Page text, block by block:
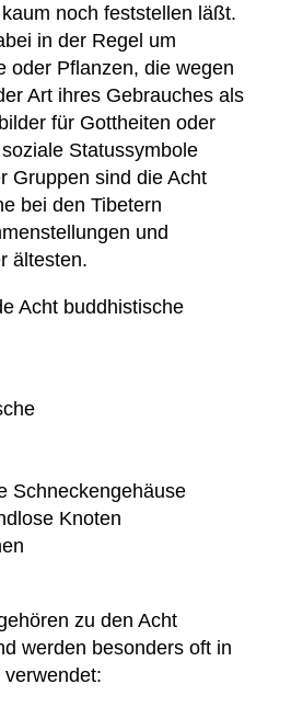
noch feststellen läßt.
in der Regel um
oder Pflanzen, die wegen
Art ihres Gebrauches als
für Gottheiten oder
Statussymbole
Gruppen sind die Acht
bei den Tibetern
und
ältesten.
Acht buddhistische
Schneckengehäuse
Knoten
zu den Acht
werden besonders oft in